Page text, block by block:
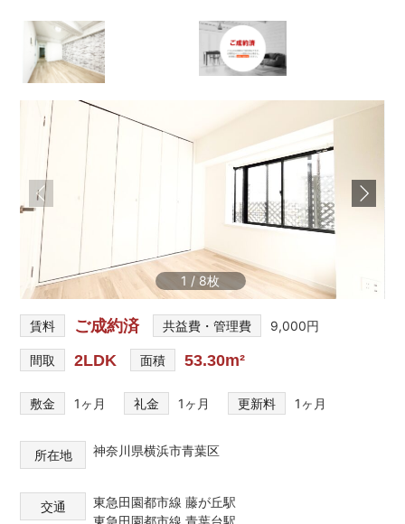
た
お
部
屋
部
し
サ
ト
1 /8
賃料 ご成約済 共益費・管理費 9,000円
間取 2LDK 面積 53.30m²
敷金 1ヶ月 礼金 1ヶ月 更新料 1ヶ月
所在地 神奈川県横浜市青葉区
交通
東急田園都市線 藤が丘駅
東急田園都市線 青葉台駅